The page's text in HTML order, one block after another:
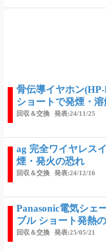
骨伝導イヤホン
ショートで発煙・溶
回収＆交換 発表:24/11/25
ag 完全ワイヤレス
煙・発火の恐れ
回収＆交換 発表:24/12/16
Panasonic電気シェ
ブル ショート発熱
回収＆交換 発表:25/05/21